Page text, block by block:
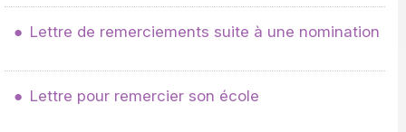
Lettre de remerciements suite à une nomination
Lettre pour remercier son école